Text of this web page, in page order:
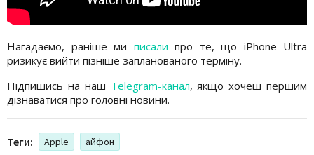
Нагадаємо, раніше ми писали про те, що iPhone Ultra
ризикує вийти пізніше запланованого терміну.
Підпишись на наш Telegram-канал, якщо хочеш першим
дізнаватися про головні новини.
Теги: Apple айфон